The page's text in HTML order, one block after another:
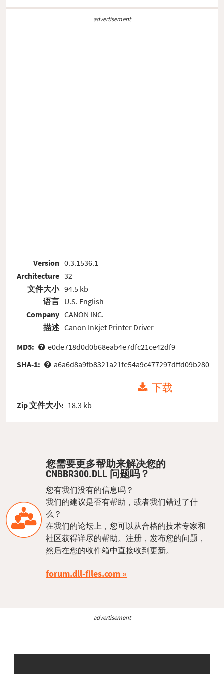
advertisement
Version
Architecture
文件大小
语言
Company
描述
0.3.1536.1
32
94.5 kb
U.S. English
CANON INC.
Canon Inkjet Printer Driver
MD5:
e0de718d0d0b68eab4e7dfc21ce42df9
SHA-1:
a6a6d8a9fb8321a21fe54a9c477297dffd09b280
下载
Zip 文件大小: 18.3 kb
您需要更多帮助来解决您的
CNBBR300.DLL 问题吗？
您有我们没有的信息吗？
我们的建议是否有帮助，或者我们错过了什
么？
在我们的论坛上，您可以从合格的技术专家和
社区获得详尽的帮助。注册，发布您的问题，
然后在您的收件箱中直接收到更新。
forum.dll-files.com
advertisement